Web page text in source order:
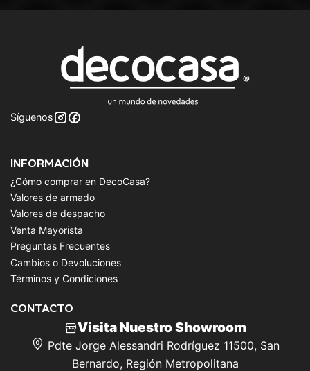
Síguenos
INFORMACIÓN
¿Cómo comprar en DecoCasa?
Valores de armado
Valores de despacho
Venta Mayorista
Preguntas Frecuentes
Cambios o Devoluciones
Términos y Condiciones
CONTACTO
Visita Nuestro Showroom
Pdte Jorge Alessandri Rodríguez 11500, San
Bernardo, Región Metropolitana